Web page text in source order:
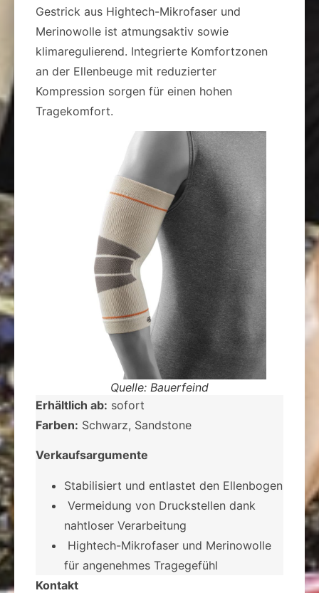
Gestrick aus Hightech-Mikrofaser und
Merinowolle ist atmungsaktiv sowie
klimaregulierend. Integrierte Komfortzonen
an der Ellenbeuge mit reduzierter
Kompression sorgen für einen hohen
Tragekomfort.
Quelle: Bauerfeind
Erhältlich ab: sofort
Farben: Schwarz, Sandstone
Verkaufsargumente
Stabilisiert und entlastet den Ellenbogen
­ Vermeidung von Druckstellen dank
nahtloser Verarbeitung
­ Hightech-Mikrofaser und Merinowolle
für angenehmes Tragegefühl
Kontakt